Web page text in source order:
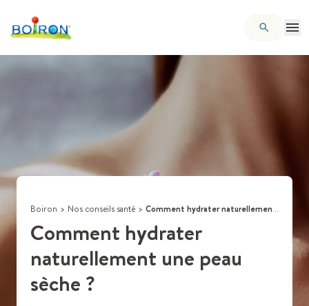
Boiron > Nos conseils santé > Comment hydrater naturellement une peau sèche ?
Comment hydrater
naturellement une peau
sèche ?